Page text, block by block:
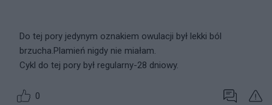
Do tej pory jedynym oznakiem owulacji był lekki ból
brzucha.Plamień nigdy nie miałam.
Cykl do tej pory był regularny-28 dniowy.
0